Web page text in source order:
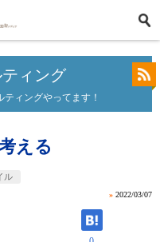
ィング
ィングやってます！
える
ル
» 2022/03/07